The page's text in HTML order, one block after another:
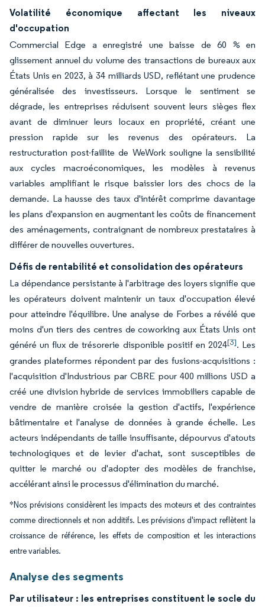
Volatilité économique affectant les niveaux
d'occupation
Commercial Edge a enregistré une baisse de 60 % en
glissement annuel du volume des transactions de bureaux aux
États Unis en 2023, à 34 milliards USD, reflétant une prudence
généralisée des investisseurs. Lorsque le sentiment se
dégrade, les entreprises réduisent souvent leurs sièges flex
avant de diminuer leurs locaux en propriété, créant une
pression rapide sur les revenus des opérateurs. La
restructuration post-faillite de WeWork souligne la sensibilité
aux cycles macroéconomiques, les modèles à revenus
variables amplifiant le risque baissier lors des chocs de la
demande. La hausse des taux d'intérêt comprime davantage
les plans d'expansion en augmentant les coûts de financement
des aménagements, contraignant de nombreux prestataires à
différer de nouvelles ouvertures.
Défis de rentabilité et consolidation des opérateurs
La dépendance persistante à l'arbitrage des loyers signifie que
les opérateurs doivent maintenir un taux d'occupation élevé
pour atteindre l'équilibre. Une analyse de Forbes a révélé que
moins d'un tiers des centres de coworking aux États Unis ont
généré un flux de trésorerie disponible positif en 2024[3]. Les
grandes plateformes répondent par des fusions-acquisitions :
l'acquisition d'Industrious par CBRE pour 400 millions USD a
créé une division hybride de services immobiliers capable de
vendre de manière croisée la gestion d'actifs, l'expérience
bâtimentaire et l'analyse de données à grande échelle. Les
acteurs indépendants de taille insuffisante, dépourvus d'atouts
technologiques et de levier d'achat, sont susceptibles de
quitter le marché ou d'adopter des modèles de franchise,
accélérant ainsi le processus d'élimination du marché.
*Nos prévisions considèrent les impacts des moteurs et des contraintes
comme directionnels et non additifs. Les prévisions d'impact reflètent la
croissance de référence, les effets de composition et les interactions
entre variables.
Analyse des segments
Par utilisateur : les entreprises constituent le socle du